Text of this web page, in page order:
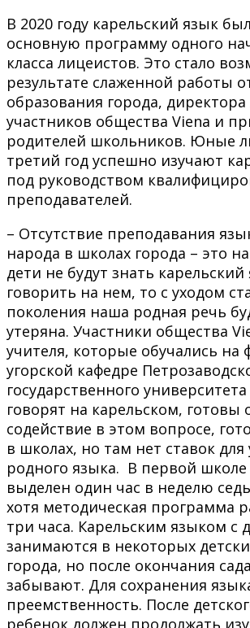
В 2020 году карельский язык
основную программу одного
класса лицеистов. Это стало
результате слаженной работы
образования города, директора
участников общества Viena и
родителей школьников. Юные
третий год успешно изучают
под руководством
преподавателей.
– Отсутствие преподавания
народа в школах города – это
дети не будут знать
говорить на нем, то с уходом
поколения наша родная речь
утеряна. Участники общества
учителя, которые обучались на
угорской кафедре
государственного
говорят на карельском, готовы
содействие в этом вопросе,
в школах, но там нет ставок для
родного языка. В первой школе
выделен один час в неделю
хотя методическая программа
три часа. Карельским языком с
занимаются в некоторых
города, но после окончания
забывают. Для сохранения
преемственность. После
ребенок должен продолжать